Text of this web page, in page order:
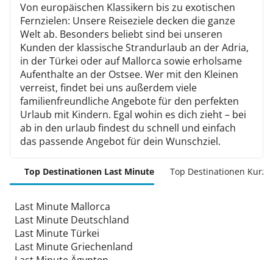
Von europäischen Klassikern bis zu exotischen
Fernzielen: Unsere Reiseziele decken die ganze
Welt ab. Besonders beliebt sind bei unseren
Kunden der klassische Strandurlaub an der Adria,
in der Türkei oder auf Mallorca sowie erholsame
Aufenthalte an der Ostsee. Wer mit den Kleinen
verreist, findet bei uns außerdem viele
familienfreundliche Angebote für den perfekten
Urlaub mit Kindern. Egal wohin es dich zieht – bei
ab in den urlaub findest du schnell und einfach
das passende Angebot für dein Wunschziel.
Top Destinationen Last Minute Top Destinationen
Last Minute Mallorca
Last Minute Deutschland
Last Minute Türkei
Last Minute Griechenland